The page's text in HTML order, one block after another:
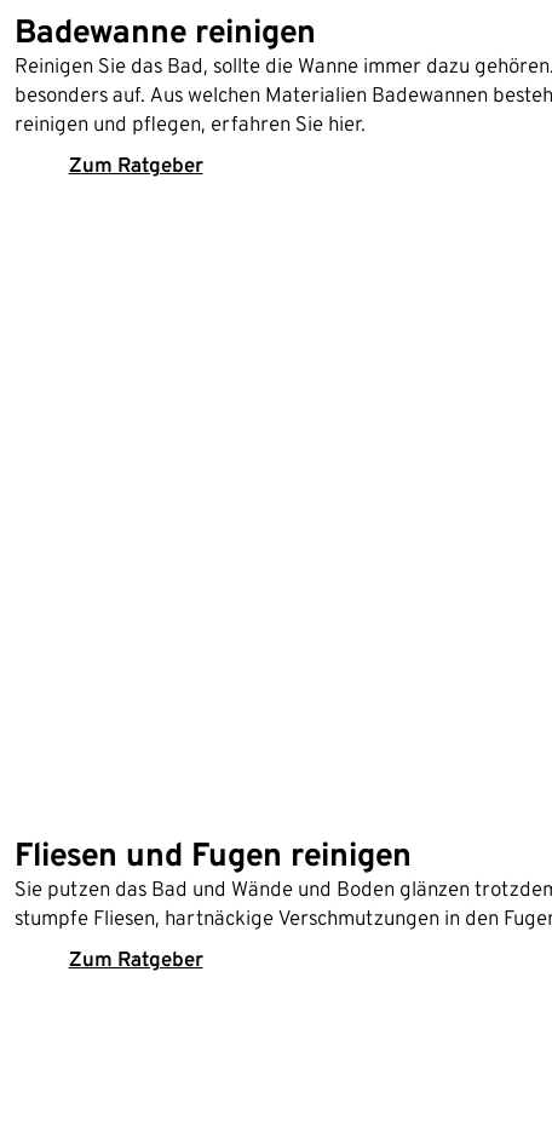
Badewanne reinigen
Reinigen Sie das Bad, sollte die Wanne immer dazu
besonders auf. Aus welchen Materialien Badewannen
reinigen und pflegen, erfahren Sie hier.
Zum Ratgeber
Fliesen und Fugen reinigen
Sie putzen das Bad und Wände und Boden glänzen
stumpfe Fliesen, hartnäckige Verschmutzungen in den
Zum Ratgeber